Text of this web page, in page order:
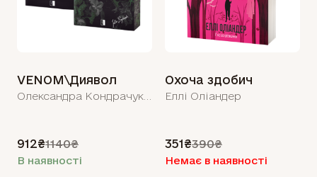
VENOM\Диявол
912₴1140₴
В наявності
Охоча здобич
Еллі Оліандер
351₴390₴
Немає в наявності